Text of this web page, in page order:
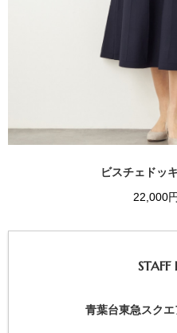
ビスチェドッ
22,000
STAFF
青葉台東急スク